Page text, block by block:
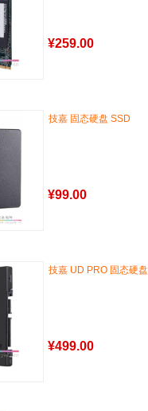
¥259.00
技嘉 固态硬盘 SSD
¥99.00
技嘉 UD PRO 固态硬盘
¥499.00